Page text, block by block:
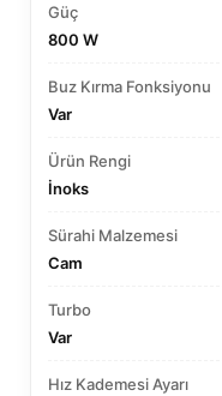
Güç
800 W
Buz Kırma Fonksiyonu
Var
Ürün Rengi
İnoks
Sürahi Malzemesi
Cam
Turbo
Var
Hız Kademesi Ayarı